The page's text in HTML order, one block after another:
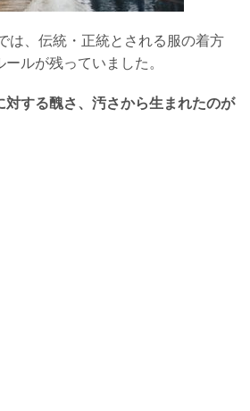
は、伝統・正統とされる服の着方
ルが残っていました。
対する醜さ、汚さから生まれたのが